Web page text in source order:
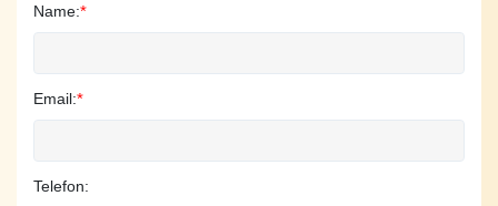
Name:*
Email:*
Telefon: